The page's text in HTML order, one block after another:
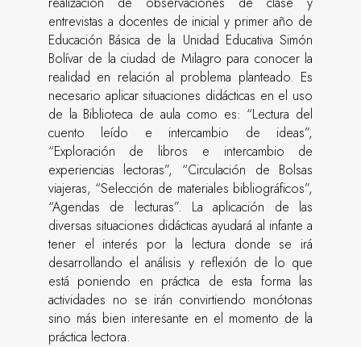
entrevistas a docentes de inicial y primer año de
Educación Básica de la Unidad Educativa Simón
Bolívar de la ciudad de Milagro para conocer la
realidad en relación al problema planteado. Es
necesario aplicar situaciones didácticas en el uso
de la Biblioteca de aula como es: “Lectura del
cuento leído e intercambio de ideas”,
“Exploración de libros e intercambio de
experiencias lectoras”, “Circulación de Bolsas
viajeras, “Selección de materiales bibliográficos”,
“Agendas de lecturas”. La aplicación de las
diversas situaciones didácticas ayudará al infante a
tener el interés por la lectura donde se irá
desarrollando el análisis y reflexión de lo que
está poniendo en práctica de esta forma las
actividades no se irán convirtiendo monótonas
sino más bien interesante en el momento de la
práctica lectora.